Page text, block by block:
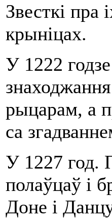
Звесткі пра
крыніцах.
У 1222
знаходжання
рыцарам, а
са
У 1227 год.
полаўцаў і
Доне і